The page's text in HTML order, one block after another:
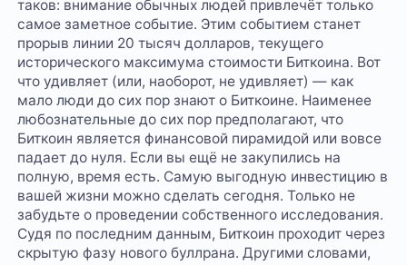
таков: внимание обычных людей привлечёт только
самое заметное событие. Этим событием станет
прорыв линии 20 тысяч долларов, текущего
исторического максимума стоимости Биткоина. Вот
что удивляет (или, наоборот, не удивляет) — как
мало люди до сих пор знают о Биткоине. Наименее
любознательные до сих пор предполагают, что
Биткоин является финансовой пирамидой или вовсе
падает до нуля. Если вы ещё не закупились на
полную, время есть. Самую выгодную инвестицию в
вашей жизни можно сделать сегодня. Только не
забудьте о проведении собственного исследования.
Судя по последним данным, Биткоин проходит через
скрытую фазу нового буллрана. Другими словами,